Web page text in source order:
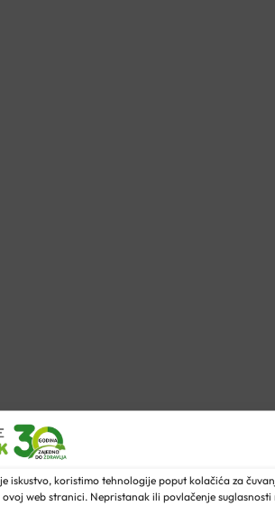
iskustvo, koristimo tehnologije poput kolačića za
web stranici. Nepristanak ili povlačenje